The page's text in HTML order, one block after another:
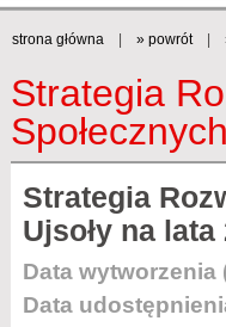
strona główna » powrót
Strategia
Strategia
Ujsoły na lata
Data wytworzenia
Data